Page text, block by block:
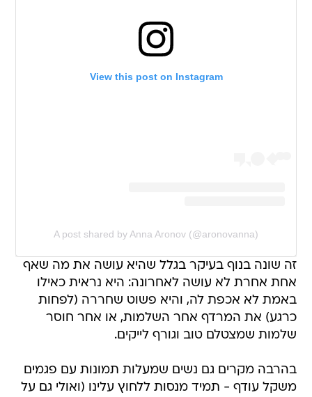
View this post on Instagram
A post shared by Anna Aronov (@aronovanna)
זה שונה בנוף בעיקר בגלל שהיא עושה את מה שאף
אחת אחרת לא עושה לאחרונה: היא נראית כאילו
באמת לא אכפת לה, והיא פשוט שחררה (לפחות
כרגע) את המרדף אחר השלמות, או אחר חוסר
שלמות שמצטלם טוב וגורף לייקים.
בהרבה מקרים גם נשים שמעלות תמונות עם פגמים
משקל עודף - תמיד מנסות ללחוץ עלינו (ואולי גם על